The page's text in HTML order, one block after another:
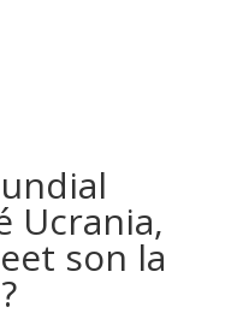
Ucrania,
son la